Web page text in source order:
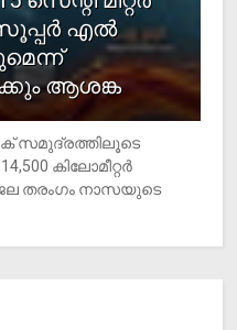
എല്‍
ആശങ്ക
സമുദ്രത്തിലൂടെ
കിലോമീറ്റര്‍
തരംഗം നാസയുടെ